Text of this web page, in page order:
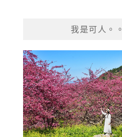
我是可人。。